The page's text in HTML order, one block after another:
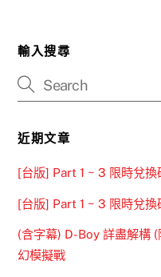
輸入搜尋
近期文章
[台版] Part 1 ~ 3 限時兌換
[台版] Part 1 ~ 3 限時兌換
(含字幕) D-Boy 詳盡解構
幻模擬戰